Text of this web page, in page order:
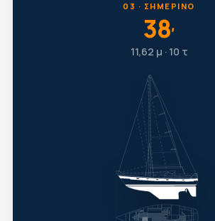
03 · ΣΗΜΕΡΙΝΌ
38′
11,62 μ · 10 τ